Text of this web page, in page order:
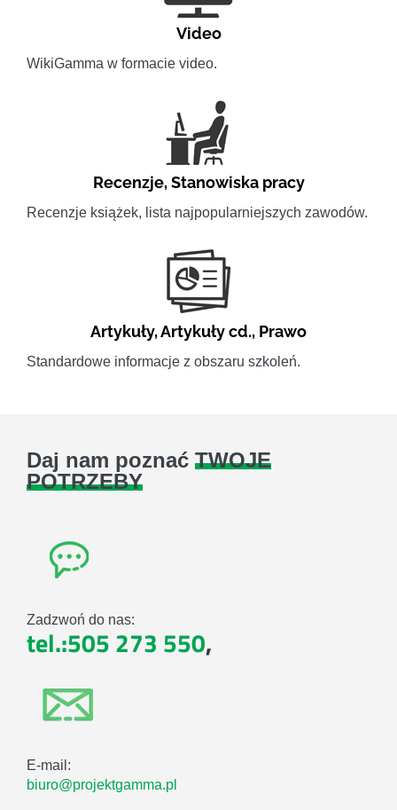
Video
WikiGamma w formacie video.
Recenzje,Stanowiska pracy
Recenzje książek, lista najpopularniejszych zawodów.
Artykuły,Artykuły cd., Prawo
Standardowe informacje z obszaru szkoleń.
Daj nam poznać TWOJE
POTRZEBY
Zadzwoń do nas:
tel.:505 273 550,
E-mail:
biuro@projektgamma.pl